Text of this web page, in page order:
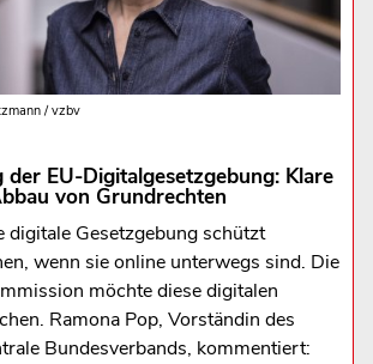
/ vzbv
der EU-Digitalgesetzgebung: Klare
von Grundrechten
digitale Gesetzgebung schützt
wenn sie online unterwegs sind. Die
möchte diese digitalen
Ramona Pop, Vorständin des
Bundesverbands, kommentiert: